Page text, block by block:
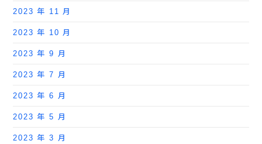
2023 年 11 月
2023 年 10 月
2023 年 9 月
2023 年 7 月
2023 年 6 月
2023 年 5 月
2023 年 3 月